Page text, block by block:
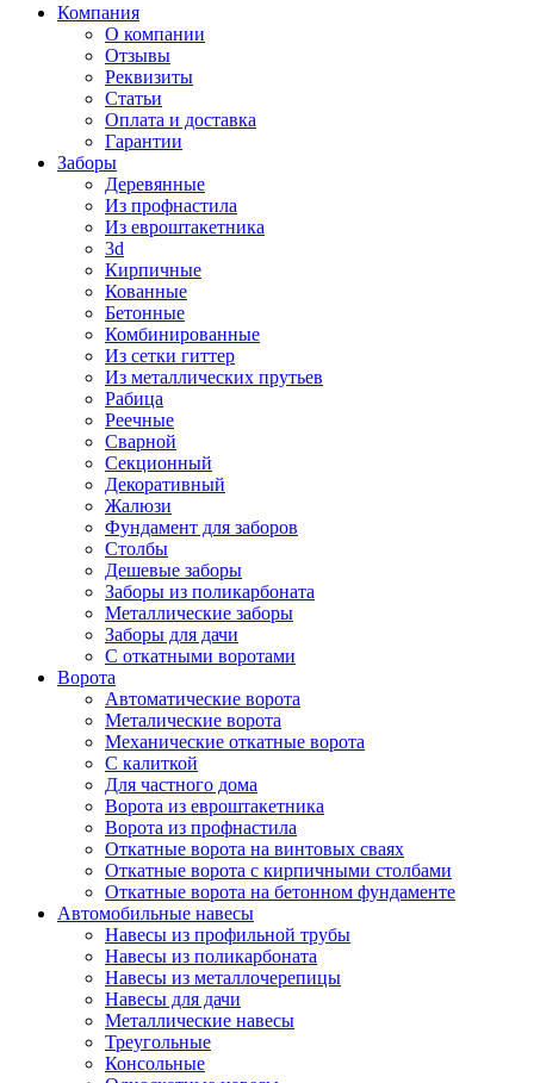
Компания
О компании
Отзывы
Реквизиты
Статьи
Оплата и доставка
Гарантии
Заборы
Деревянные
Из профнастила
Из евроштакетника
3d
Кирпичные
Кованные
Бетонные
Комбинированные
Из сетки гиттер
Из металлических прутьев
Рабица
Реечные
Сварной
Секционный
Декоративный
Жалюзи
Фундамент для заборов
Столбы
Дешевые заборы
Заборы из поликарбоната
Металлические заборы
Заборы для дачи
С откатными воротами
Ворота
Автоматические ворота
Металические ворота
Механические откатные ворота
С калиткой
Для частного дома
Ворота из евроштакетника
Ворота из профнастила
Откатные ворота на винтовых сваях
Откатные ворота с кирпичными столбами
Откатные ворота на бетонном фундаменте
Автомобильные навесы
Навесы из профильной трубы
Навесы из поликарбоната
Навесы из металлочерепицы
Навесы для дачи
Металлические навесы
Треугольные
Консольные